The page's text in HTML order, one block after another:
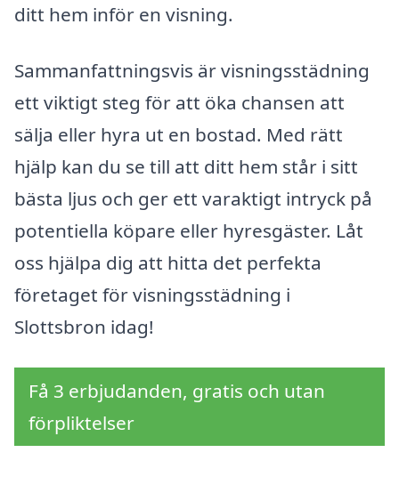
ditt hem inför en visning.
Sammanfattningsvis är visningsstädning
ett viktigt steg för att öka chansen att
sälja eller hyra ut en bostad. Med rätt
hjälp kan du se till att ditt hem står i sitt
bästa ljus och ger ett varaktigt intryck på
potentiella köpare eller hyresgäster. Låt
oss hjälpa dig att hitta det perfekta
företaget för visningsstädning i
Slottsbron idag!
Få 3 erbjudanden, gratis och utan
förpliktelser